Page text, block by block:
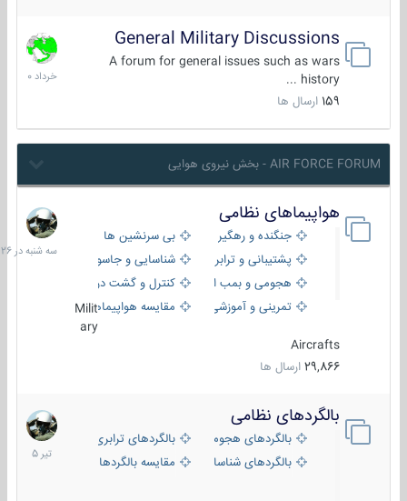
General Military Discussions
A forum for general issues such as wars
history ...
159 ارسال ها
10
خرداد
1400
AIR FORCE FORUM - بخش نیروی هوایی
هواپیماهای نظامی
جنگنده و رهگیر
بی سرنشین ها
پشتیبانی و ترابری
شناسایی و جاسوسی
هجومی و بمب افکن
کنترل و گشت دریایی
تمرینی و آموزشی
مقایسه هواپیماهاMilit
ary
Aircrafts
29,866 ارسال ها
سه
شنبه
در
بالگردهای نظامی
بالگردهای هجومی
بالگردهای ترابری
بالگردهای شناسایی
مقایسه بالگردها
22
تیر
1405